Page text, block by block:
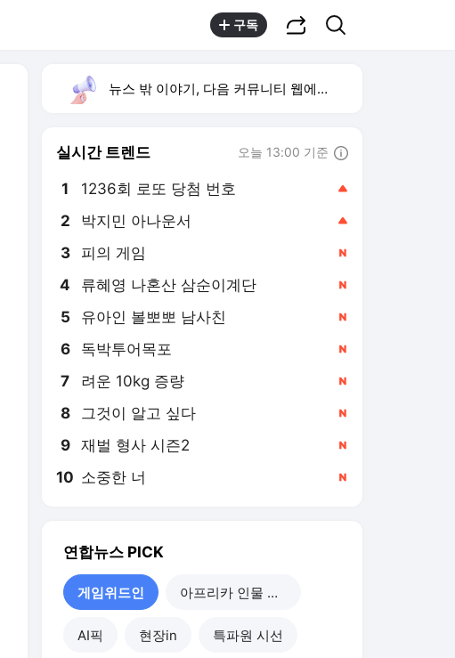
구독
뉴스 밖 이야기, 다음 커뮤니티 웹에서 보기
실시간 트렌드 오늘 13:00 기준
1 1236회 로또 당첨 번호
2 박지민 아나운서
3 피의 게임
4 류혜영 나혼산 삼순이계단
5 유아인 볼뽀뽀 남사친
6 독박투어목포
7 려운 10kg 증량
8 그것이 알고 싶다
9 재벌 형사 시즌2
10 소중한 너
연합뉴스 PICK
게임위드인 아프리카 인물 열전
AI픽 현장in 특파원 시선